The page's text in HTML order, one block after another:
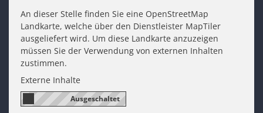
An dieser Stelle finden Sie eine OpenStreetMap
Landkarte, welche über den Dienstleister MapTiler
ausgeliefert wird. Um diese Landkarte anzuzeigen
müssen Sie der Verwendung von externen Inhalten
zustimmen.
Externe Inhalte